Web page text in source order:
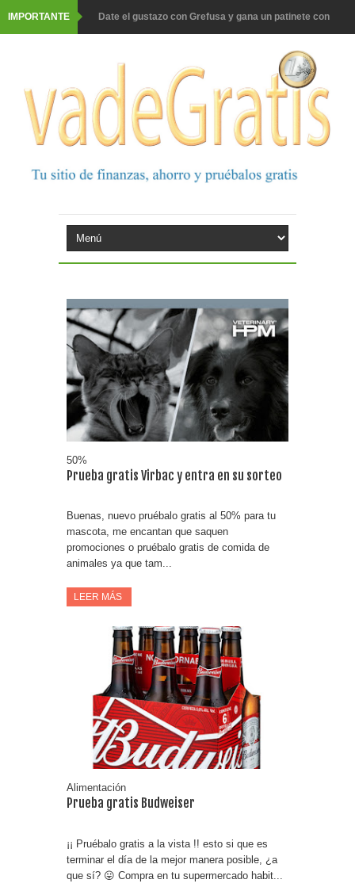
IMPORTANTE Date el gustazo con Grefusa y gana un patinete con
Barbadillo te da la opción de ganar increíbles premios
Prueba gratis hohes C Vitamin C-irup
Prueba gratis Maison Perrier France
Gana premios Pokémon con Kellogg's
premios
productos
El milagrito te lleva a Sevilla
Fuze Tea regala 100 premios al día
Oreo te da la oportunidad de ganar increíbles premios
50%
Prueba gratis Virbac y entra en su sorteo
Buenas, nuevo pruébalo gratis al 50% para tu
mascota, me encantan que saquen
promociones o pruébalo gratis de comida de
animales ya que tam...
LEER MÁS
Alimentación
Prueba gratis Budweiser
¡¡ Pruébalo gratis a la vista !! esto si que es
terminar el día de la mejor manera posible, ¿a
que sí? 😛 Compra en tu supermercado habit...